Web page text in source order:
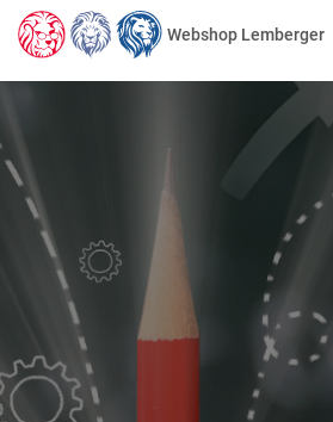
Webshop Lemberger